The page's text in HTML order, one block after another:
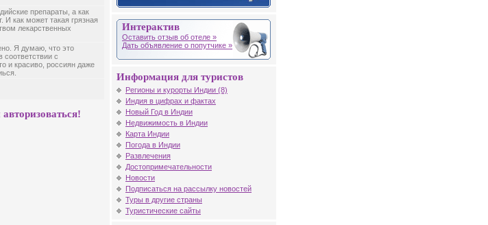
препараты, а как
И как может такая грязная
лекарственных
Я думаю, что это
соответствии с
и красиво, россиян даже
Интерактив
Оставить отзыв об отеле »
Дать объявление о попутчике »
Информация для туристов
Регионы и курорты Индии (8)
Индия в цифрах и фактах
Новый Год в Индии
Недвижимость в Индии
Карта Индии
Погода в Индии
Развлечения
Достопримечательности
Новости
Подписаться на рассылку новостей
Туры в другие страны
Туристические сайты